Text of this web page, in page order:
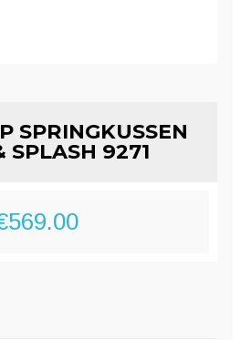
SPRINGKUSSEN
SPLASH 9271
569.00